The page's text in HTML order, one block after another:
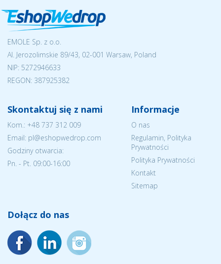
EMOLE Sp. z o.o.
Al. Jerozolimskie 89/43, 02-001 Warsaw, Poland
NIP: 5272946633
REGON: 387925382
Skontaktuj się z nami
Kom.: +48 737 312 009
Email: pl@eshopwedrop.com
Godziny otwarcia:
Pn. - Pt. 09:00-16:00
Informacje
O nas
Regulamin, Polityka
Prywatności
Polityka Prywatności
Kontakt
Sitemap
Dołącz do nas